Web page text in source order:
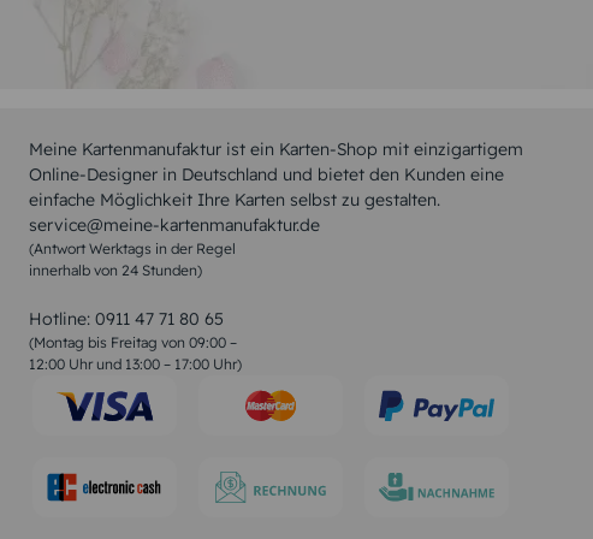
Meine Kartenmanufaktur ist ein Karten-Shop mit einzigartigem
Online-Designer in Deutschland und bietet den Kunden eine
einfache Möglichkeit Ihre Karten selbst zu gestalten.
service@meine-kartenmanufaktur.de
(Antwort Werktags in der Regel
innerhalb von 24 Stunden)
Hotline: 0911 47 71 80 65
(Montag bis Freitag von 09:00 –
12:00 Uhr und 13:00 – 17:00 Uhr)